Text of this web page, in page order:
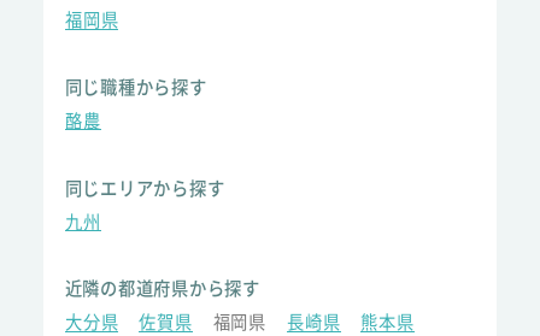
福岡県
同じ職種から探す
酪農
同じエリアから探す
九州
近隣の都道府県から探す
大分県
佐賀県 福岡県 長崎県
熊本県